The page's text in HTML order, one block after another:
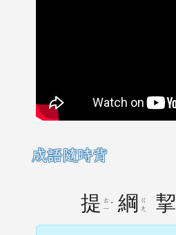
成語隨時背
提 ㄊ
ㄧ ˊ 綱
ㄍ
ㄤ
挈